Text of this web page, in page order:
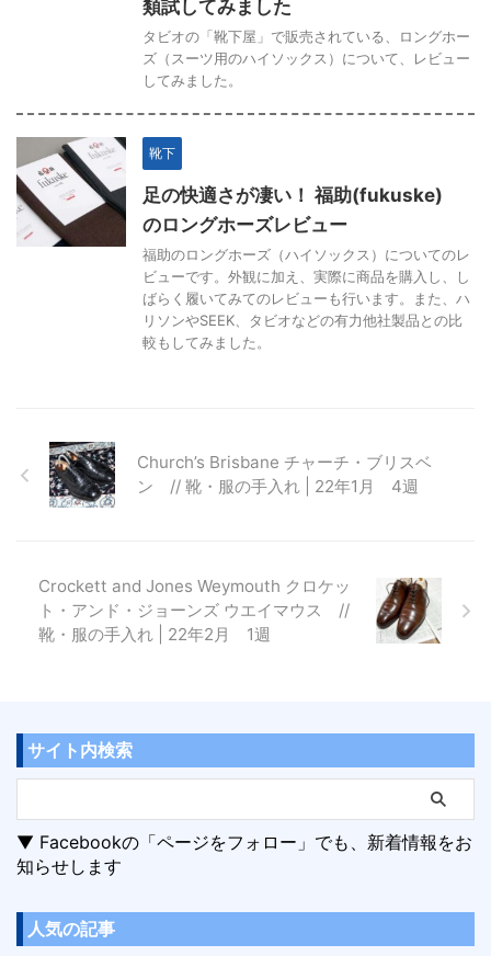
類試してみました
タビオの「靴下屋」で販売されている、ロングホー
ズ（スーツ用のハイソックス）について、レビュー
してみました。
靴下
足の快適さが凄い！ 福助(fukuske)
のロングホーズレビュー
福助のロングホーズ（ハイソックス）についてのレ
ビューです。外観に加え、実際に商品を購入し、し
ばらく履いてみてのレビューも行います。また、ハ
リソンやSEEK、タビオなどの有力他社製品との比
較もしてみました。
Church’s Brisbane チャーチ・ブリスベ
ン // 靴・服の手入れ | 22年1月 4週
Crockett and Jones Weymouth クロケッ
ト・アンド・ジョーンズ ウエイマウス //
靴・服の手入れ | 22年2月 1週
サイト内検索
▼ Facebookの「ページをフォロー」でも、新着情報をお
知らせします
人気の記事